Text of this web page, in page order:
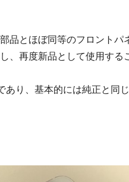
品とほぼ同等のフロントパ
、再度新品として使用する
り、基本的には純正と同